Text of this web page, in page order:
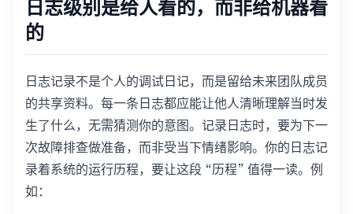
日志级别是给人看的，而非给机器看
的
日志记录不是个人的调试日记，而是留给未来团队成员
的共享资料。每一条日志都应能让他人清晰理解当时发
生了什么，无需猜测你的意图。记录日志时，要为下一
次故障排查做准备，而非受当下情绪影响。你的日志记
录着系统的运行历程，要让这段 “历程” 值得一读。例
如：